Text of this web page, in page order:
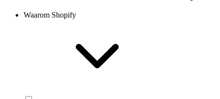
Waarom Shopify